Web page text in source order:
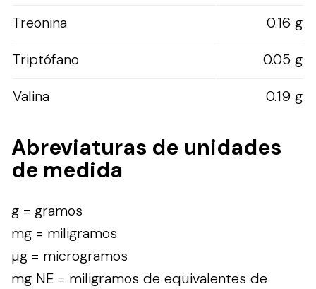
Treonina
0.16 g
Triptófano
0.05 g
Valina
0.19 g
Abreviaturas de unidades
de medida
g = gramos
mg = miligramos
µg = microgramos
mg NE = miligramos de equivalentes de